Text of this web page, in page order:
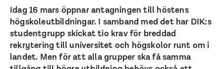
Idag 16 mars öppnar antagningen till höstens
högskoleutbildningar. I samband med det har DIK:s
studentgrupp skickat tio krav för breddad
rekrytering till universitet och högskolor runt om i
landet. Men för att alla grupper ska få samma